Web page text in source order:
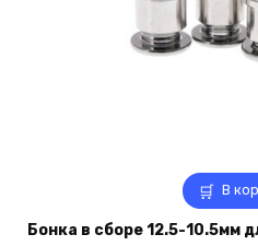
В
Бонка в сборе 12.5-10.5мм